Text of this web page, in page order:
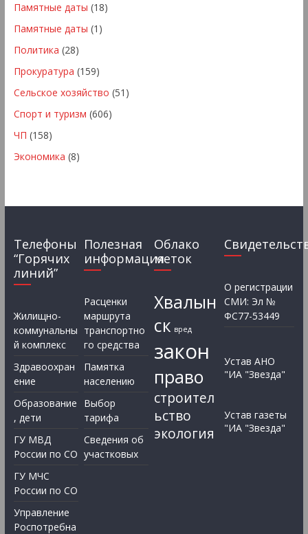
Памятные даты (18)
Памятные даты (1)
Политика (28)
Прокуратура (159)
Сельское хозяйство (51)
Спорт и туризм (606)
ЧП (158)
Экономика (8)
Телефоны
“Горячих
линий”
Жилищно-
коммунальны
й комплекс
Здравоохран
ение
Образование
, дети
ГУ МВД
России по СО
ГУ МЧС
России по СО
Управление
Роспотребна
Полезная
информация
Расценки
маршрута
транспортно
го средства
Памятка
населению
Выбор
тарифа
Сведения об
участковых
Облако
меток
Хвалын
ск вред
закон
право
строител
ьство
экология
О регистрации
СМИ: Эл №
ФС77-53449
Устав АНО
"ИА "Звезда"
Устав газеты
"ИА "Звезда"